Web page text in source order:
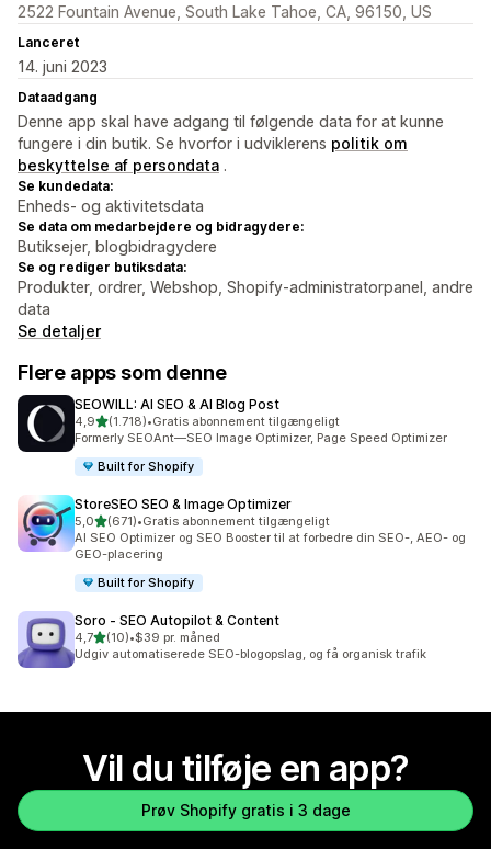
2522 Fountain Avenue, South Lake Tahoe, CA, 96150, US
Lanceret
14. juni 2023
Dataadgang
Denne app skal have adgang til følgende data for at kunne
fungere i din butik. Se hvorfor i udviklerens politik om
beskyttelse af persondata .
Se kundedata:
Enheds- og aktivitetsdata
Se data om medarbejdere og bidragydere:
Butiksejer, blogbidragydere
Se og rediger butiksdata:
Produkter, ordrer, Webshop, Shopify-administratorpanel, andre
data
Se detaljer
Flere apps som denne
SEOWILL: AI SEO & AI Blog Post
4,9ud af 5 stjerner
(1.718)
1718 anmeldelser i alt
•Gratis abonnement tilgængeligt
Formerly SEOAnt—SEO Image Optimizer, Page Speed Optimizer
Built for Shopify
StoreSEO SEO & Image Optimizer
5,0ud af 5 stjerner
(671)
671 anmeldelser i alt
•Gratis abonnement tilgængeligt
AI SEO Optimizer og SEO Booster til at forbedre din SEO-, AEO- og
GEO-placering
Built for Shopify
Soro ‑ SEO Autopilot & Content
4,7ud af 5 stjerner
(10)
10 anmeldelser i alt
•$39 pr. måned
Udgiv automatiserede SEO-blogopslag, og få organisk trafik
Vil du tilføje en app?
Prøv Shopify gratis i 3 dage